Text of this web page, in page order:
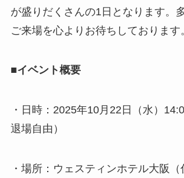
が盛りだくさんの1日となります。
ご来場を心よりお待ちしております
■イベント概要
・日時：2025年10月22日（水）
退場自由）
・場所：ウェスティンホテル大阪